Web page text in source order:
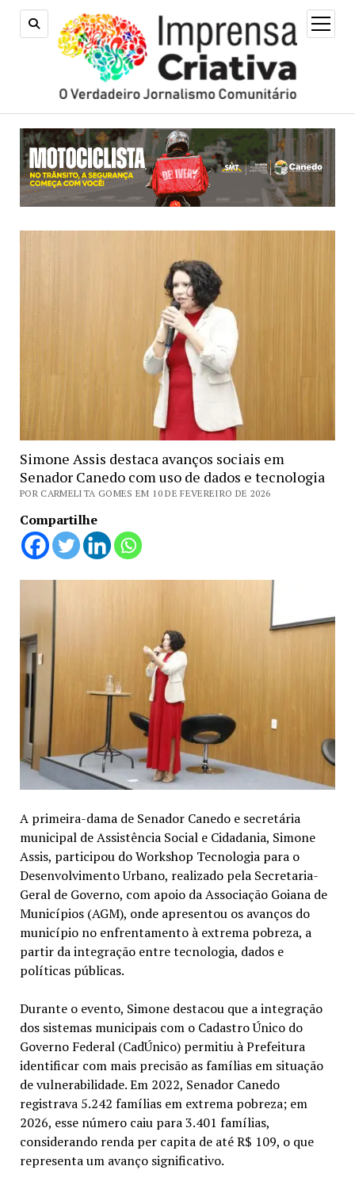
open
menu
Simone Assis destaca avanços sociais em
Senador Canedo com uso de dados e tecnologia
POR CARMELITA GOMES EM 10 DE FEVEREIRO DE 2026
Compartilhe
A primeira-dama de Senador Canedo e secretária
municipal de Assistência Social e Cidadania, Simone
Assis, participou do Workshop Tecnologia para o
Desenvolvimento Urbano, realizado pela Secretaria-
Geral de Governo, com apoio da Associação Goiana de
Municípios (AGM), onde apresentou os avanços do
município no enfrentamento à extrema pobreza, a
partir da integração entre tecnologia, dados e
políticas públicas.
Durante o evento, Simone destacou que a integração
dos sistemas municipais com o Cadastro Único do
Governo Federal (CadÚnico) permitiu à Prefeitura
identificar com mais precisão as famílias em situação
de vulnerabilidade. Em 2022, Senador Canedo
registrava 5.242 famílias em extrema pobreza; em
2026, esse número caiu para 3.401 famílias,
considerando renda per capita de até R$ 109, o que
representa um avanço significativo.